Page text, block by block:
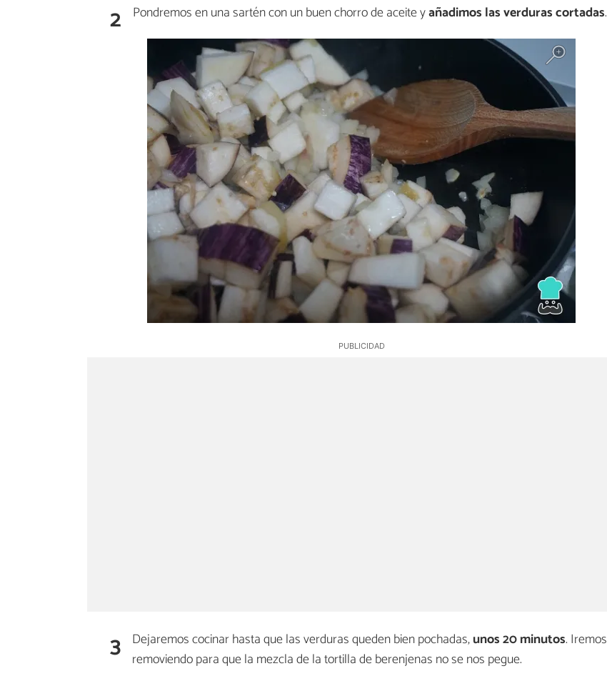
2 Pondremos en una sartén con un buen chorro de aceite yañadimos las verduras cortadas.
3 Dejaremos cocinar hasta que las verduras queden bien pochadas,unos 20 minutos. Iremos
removiendo para que la mezcla de la tortilla de berenjenas no se nos pegue.